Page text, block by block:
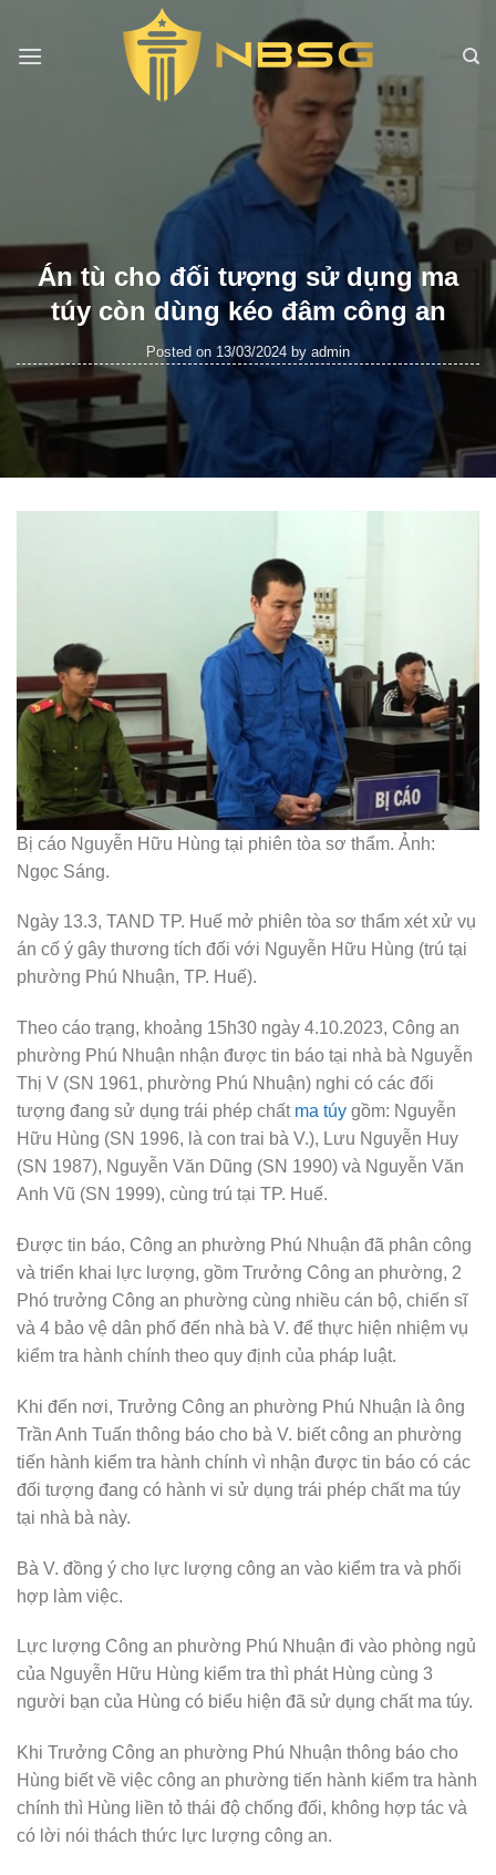
content
Án tù cho đối tượng sử dụng ma
túy còn dùng kéo đâm công an
Posted on 13/03/2024 by admin
Bị cáo Nguyễn Hữu Hùng tại phiên tòa sơ thẩm. Ảnh:
Ngọc Sáng.
Ngày 13.3, TAND TP. Huế mở phiên tòa sơ thẩm xét xử vụ
án cố ý gây thương tích đối với Nguyễn Hữu Hùng (trú tại
phường Phú Nhuận, TP. Huế).
Theo cáo trạng, khoảng 15h30 ngày 4.10.2023, Công an
phường Phú Nhuận nhận được tin báo tại nhà bà Nguyễn
Thị V (SN 1961, phường Phú Nhuận) nghi có các đối
tượng đang sử dụng trái phép chất ma túy gồm: Nguyễn
Hữu Hùng (SN 1996, là con trai bà V.), Lưu Nguyễn Huy
(SN 1987), Nguyễn Văn Dũng (SN 1990) và Nguyễn Văn
Anh Vũ (SN 1999), cùng trú tại TP. Huế.
Được tin báo, Công an phường Phú Nhuận đã phân công
và triển khai lực lượng, gồm Trưởng Công an phường, 2
Phó trưởng Công an phường cùng nhiều cán bộ, chiến sĩ
và 4 bảo vệ dân phố đến nhà bà V. để thực hiện nhiệm vụ
kiểm tra hành chính theo quy định của pháp luật.
Khi đến nơi, Trưởng Công an phường Phú Nhuận là ông
Trần Anh Tuấn thông báo cho bà V. biết công an phường
tiến hành kiểm tra hành chính vì nhận được tin báo có các
đối tượng đang có hành vi sử dụng trái phép chất ma túy
tại nhà bà này.
Bà V. đồng ý cho lực lượng công an vào kiểm tra và phối
hợp làm việc.
Lực lượng Công an phường Phú Nhuận đi vào phòng ngủ
của Nguyễn Hữu Hùng kiểm tra thì phát Hùng cùng 3
người bạn của Hùng có biểu hiện đã sử dụng chất ma túy.
Khi Trưởng Công an phường Phú Nhuận thông báo cho
Hùng biết về việc công an phường tiến hành kiểm tra hành
chính thì Hùng liền tỏ thái độ chống đối, không hợp tác và
có lời nói thách thức lực lượng công an.